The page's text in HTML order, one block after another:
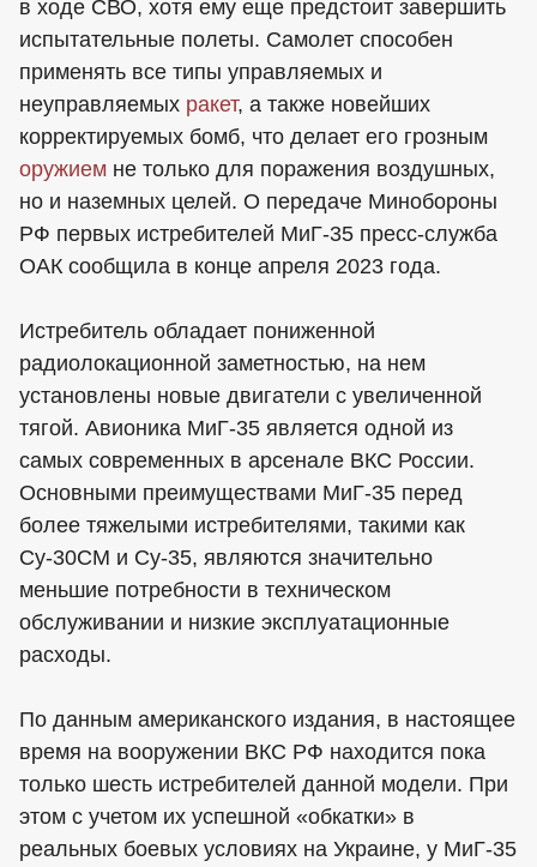
в ходе СВО, хотя ему еще предстоит завершить
испытательные полеты. Самолет способен
применять все типы управляемых и
неуправляемых ракет, а также новейших
корректируемых бомб, что делает его грозным
оружием не только для поражения воздушных,
но и наземных целей. О передаче Минобороны
РФ первых истребителей МиГ-35 пресс-служба
ОАК сообщила в конце апреля 2023 года.
Истребитель обладает пониженной
радиолокационной заметностью, на нем
установлены новые двигатели с увеличенной
тягой. Авионика МиГ-35 является одной из
самых современных в арсенале ВКС России.
Основными преимуществами МиГ-35 перед
более тяжелыми истребителями, такими как
Су-30СМ и Су-35, являются значительно
меньшие потребности в техническом
обслуживании и низкие эксплуатационные
расходы.
По данным американского издания, в настоящее
время на вооружении ВКС РФ находится пока
только шесть истребителей данной модели. При
этом с учетом их успешной «обкатки» в
реальных боевых условиях на Украине, у МиГ-35